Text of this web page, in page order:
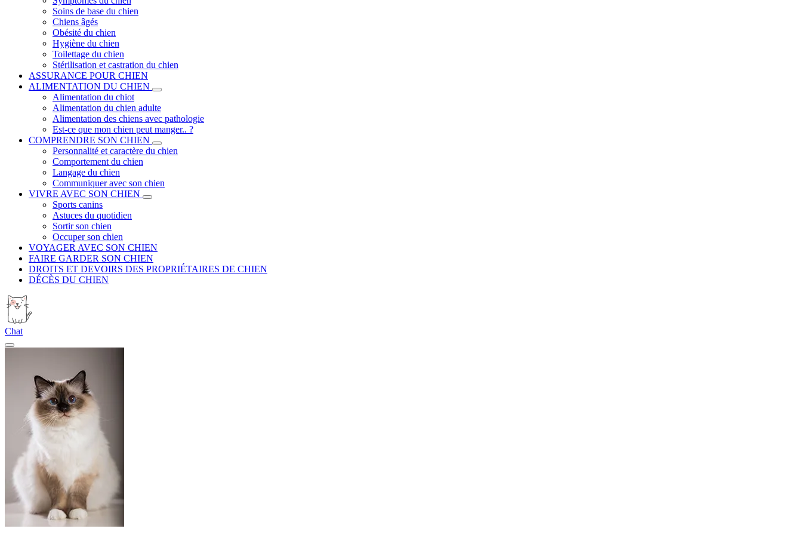
Soins de base du chien
Chiens âgés
Obésité du chien
Hygiène du chien
Toilettage du chien
Stérilisation et castration du chien
ASSURANCE POUR CHIEN
ALIMENTATION DU CHIEN
Alimentation du chiot
Alimentation du chien adulte
Alimentation des chiens avec pathologie
Est-ce que mon chien peut manger.. ?
COMPRENDRE SON CHIEN
Personnalité et caractère du chien
Comportement du chien
Langage du chien
Communiquer avec son chien
VIVRE AVEC SON CHIEN
Sports canins
Astuces du quotidien
Sortir son chien
Occuper son chien
VOYAGER AVEC SON CHIEN
FAIRE GARDER SON CHIEN
DROITS ET DEVOIRS DES PROPRIÉTAIRES DE CHIEN
DÉCÈS DU CHIEN
Chat